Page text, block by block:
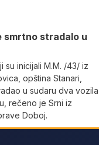
smrtno stradalo u
su inicijali M.M. /43/ iz
opština Stanari,
u sudaru dva vozila
rečeno je Srni iz
Doboj.